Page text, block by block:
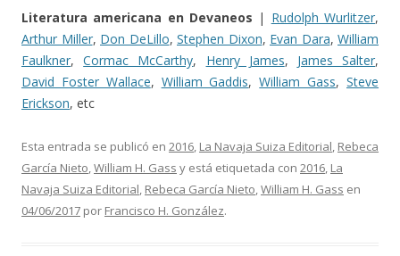
Literatura americana en Devaneos | Rudolph Wurlitzer,
Arthur Miller, Don DeLillo, Stephen Dixon, Evan Dara, William
Faulkner,Cormac McCarthy, Henry James, James Salter,
David Foster Wallace, William Gaddis,William Gass,Steve
Erickson, etc
Esta entrada se publicó en 2016, La Navaja Suiza Editorial, Rebeca
García Nieto,William H. Gass y está etiquetada con 2016, La
Navaja Suiza Editorial, Rebeca García Nieto,William H. Gass en
04/06/2017 por Francisco H. González.